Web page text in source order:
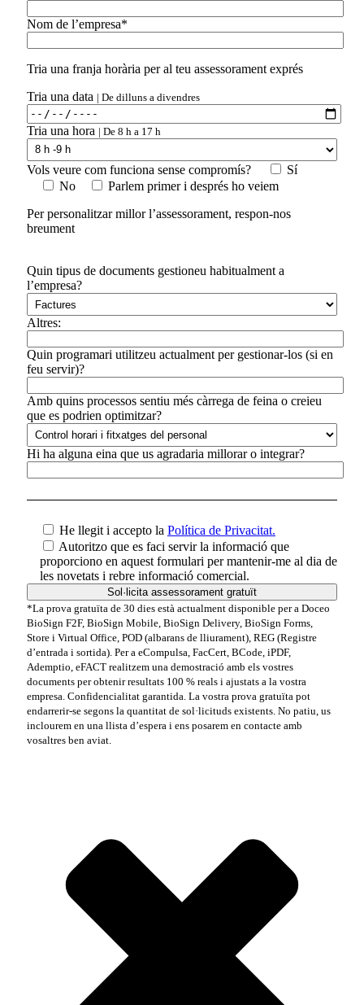
Nom de l’empresa*
Tria una franja horària per al teu assessorament exprés
Tria una data | De dilluns a divendres
Tria una hora | De 8 h a 17 h
Vols veure com funciona sense compromís?
Sí
No
Parlem primer i després ho veiem
Per personalitzar millor l’assessorament, respon-nos
breument
Quin tipus de documents gestioneu habitualment a
l’empresa?
Altres:
Quin programari utilitzeu actualment per gestionar-los (si en
feu servir)?
Amb quins processos sentiu més càrrega de feina o creieu
que es podrien optimitzar?
Hi ha alguna eina que us agradaria millorar o integrar?
He llegit i accepto la Política de Privacitat.
Autoritzo que es faci servir la informació que
proporciono en aquest formulari per mantenir-me al dia de
les novetats i rebre informació comercial.
*La prova gratuïta de 30 dies està actualment disponible per a Doceo
BioSign F2F, BioSign Mobile, BioSign Delivery, BioSign Forms,
Store i Virtual Office, POD (albarans de lliurament), REG (Registre
d’entrada i sortida). Per a eCompulsa, FacCert, BCode, iPDF,
Ademptio, eFACT realitzem una demostració amb els vostres
documents per obtenir resultats 100 % reals i ajustats a la vostra
empresa. Confidencialitat garantida. La vostra prova gratuïta pot
endarrerir-se segons la quantitat de sol·licituds existents. No patiu, us
inclourem en una llista d’espera i ens posarem en contacte amb
vosaltres ben aviat.